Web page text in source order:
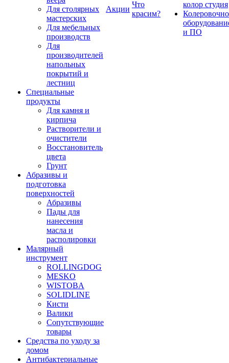
Для столярных
мастерских
Для мебельных
производств
Для
производителей
напольных
покрытий и
лестниц
Специальные
продукты
Для камня и
кирпича
Растворители и
очистители
Восстановитель
цвета
Грунт
Абразивы и
подготовка
поверхностей
Абразивы
Пады для
нанесения
масла и
располировки
Малярный
инструмент
ROLLINGDOG
MESKO
WISTOBA
SOLIDLINE
Кисти
Валики
Сопутствующие
товары
Средства по уходу за
домом
Антибактериальные
Акции
Что
красим?
колор студия
и ПО